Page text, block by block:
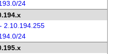
24
2.10.194.255
24